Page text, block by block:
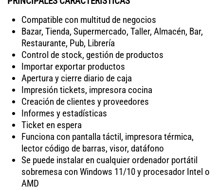
Compatible con multitud de negocios
Bazar, Tienda, Supermercado, Taller, Almacén, Bar,
Restaurante, Pub, Librería
Control de stock, gestión de productos
Importar exportar productos
Apertura y cierre diario de caja
Impresión tickets, impresora cocina
Creación de clientes y proveedores
Informes y estadísticas
Ticket en espera
Funciona con pantalla táctil, impresora térmica,
lector código de barras, visor, datáfono
Se puede instalar en cualquier ordenador portátil
sobremesa con Windows 11/10 y procesador Intel o
AMD